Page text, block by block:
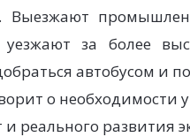
Выезжают
за более
автобусом и
о необходимости
реального развития